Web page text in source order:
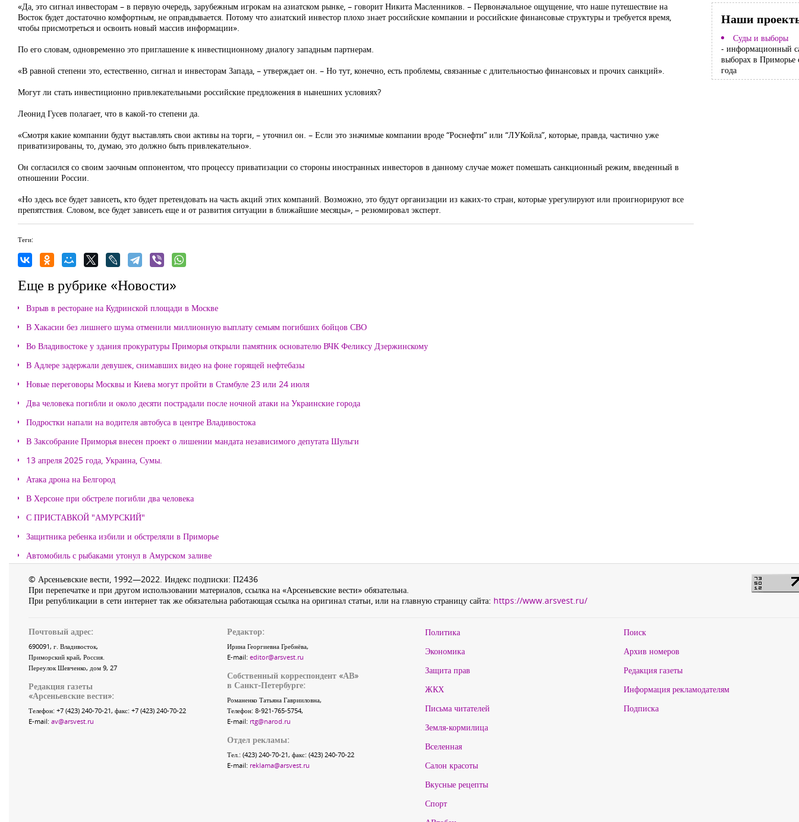
«Да, это сигнал инвесторам – в первую очередь, зарубежным игрокам на азиатском рынке, – говорит Никита Масленников. – Первоначальное ощущение, что наше путешествие на
Восток будет достаточно комфортным, не оправдывается. Потому что азиатский инвестор плохо знает российские компании и российские финансовые структуры и требуется время,
чтобы присмотреться и освоить новый массив информации».
По его словам, одновременно это приглашение к инвестиционному диалогу западным партнерам.
«В равной степени это, естественно, сигнал и инвесторам Запада, – утверждает он. – Но тут, конечно, есть проблемы, связанные с длительностью финансовых и прочих санкций».
Могут ли стать инвестиционно привлекательными российские предложения в нынешних условиях?
Леонид Гусев полагает, что в какой-то степени да.
«Смотря какие компании будут выставлять свои активы на торги, – уточнил он. – Если это значимые компании вроде “Роснефти” или “ЛУКойла”, которые, правда, частично уже
приватизированы, то, думаю, это должно быть привлекательно».
Он согласился со своим заочным оппонентом, что процессу приватизации со стороны иностранных инвесторов в данному случае может помешать санкционный режим, введенный в
отношении России.
«Но здесь все будет зависеть, кто будет претендовать на часть акций этих компаний. Возможно, это будут организации из каких-то стран, которые урегулируют или проигнорируют все
препятствия. Словом, все будет зависеть еще и от развития ситуации в ближайшие месяцы», – резюмировал эксперт.
Теги:
Еще в рубрике «Новости»
Взрыв в ресторане на Кудринской площади в Москве
В Хакасии без лишнего шума отменили миллионную выплату семьям погибших бойцов СВО
Во Владивостоке у здания прокуратуры Приморья открыли памятник основателю ВЧК Феликсу Дзержинскому
В Адлере задержали девушек, снимавших видео на фоне горящей нефтебазы
Новые переговоры Москвы и Киева могут пройти в Стамбуле 23 или 24 июля
Два человека погибли и около десяти пострадали после ночной атаки на Украинские города
Подростки напали на водителя автобуса в центре Владивостока
В Заксобрание Приморья внесен проект о лишении мандата независимого депутата Шульги
13 апреля 2025 года, Украина, Сумы.
Атака дрона на Белгород
В Херсоне при обстреле погибли два человека
С ПРИСТАВКОЙ "АМУРСКИЙ"
Защитника ребенка избили и обстреляли в Приморье
Автомобиль с рыбаками утонул в Амурском заливе
Наши
Суды и выборы
- информационный
выборах в Приморье
года
© Арсеньевские вести, 1992—2022. Индекс подписки: П2436
При перепечатке и при другом использовании материалов, ссылка на «Арсеньевские вести» обязательна.
При републикации в сети интернет так же обязательна работающая ссылка на оригинал статьи, или на главную страницу сайта: https://www.arsvest.ru/
Почтовый адрес:
690091, г. Владивосток,
Приморский край, Россия.
Переулок Шевченко, дом 9, 27
Редакция газеты
«Арсеньевские вести»:
Телефон: +7 (423) 240-70-21, факс: +7 (423) 240-70-22
E-mail: av@arsvest.ru
Редактор:
Ирина Георгиевна Гребнёва,
E-mail: editor@arsvest.ru
Собственный корреспондент «АВ»
в Санкт-Петербурге:
Романенко Татьяна Гаврииловна,
Телефон: 8-921-765-5754,
E-mail: rtg@narod.ru
Отдел рекламы:
Тел.: (423) 240-70-21, факс: (423) 240-70-22
E-mail: reklama@arsvest.ru
Политика
Экономика
Защита прав
ЖКХ
Письма читателей
Земля-кормилица
Вселенная
Салон красоты
Вкусные рецепты
Спорт
Поиск
Архив номеров
Редакция газеты
Информация рекламодателям
Подписка